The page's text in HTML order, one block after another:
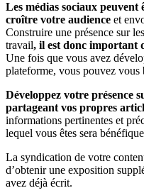
Les médias sociaux
croître votre audience et
Construire une présence sur
travail, il est donc important
Une fois que vous avez
plateforme, vous pouvez vous
Développez votre présence
partageant vos propres
informations pertinentes et
lequel vous êtes sera
La syndication de votre
d’obtenir une exposition
avez déjà écrit.